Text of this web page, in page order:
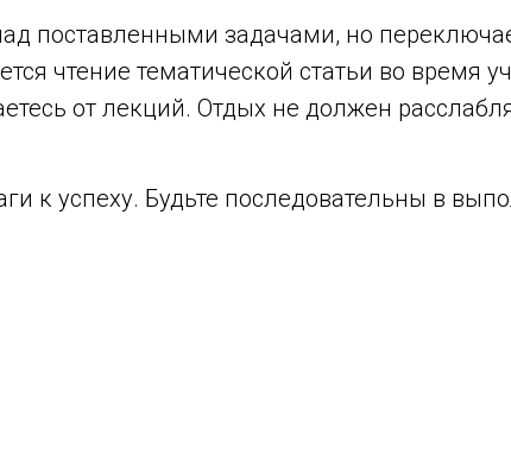
поставленными задачами, но
чтение тематической статьи во время
от лекций. Отдых не должен
к успеху. Будьте последовательны в